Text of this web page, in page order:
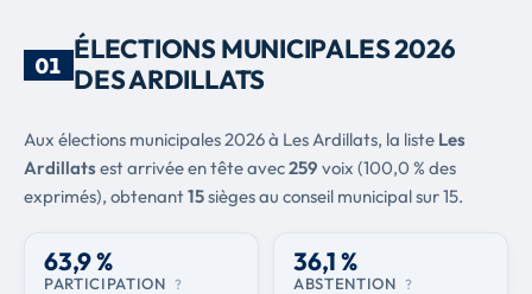
01
ÉLECTIONS MUNICIPALES 2026
DES ARDILLATS
Aux élections municipales 2026 à Les Ardillats, la liste Les
Ardillatsest arrivée en tête avec259 voix (100,0 % des
exprimés), obtenant15sièges au conseil municipal sur 15.
63,9 %
PARTICIPATION ?
36,1 %
ABSTENTION ?